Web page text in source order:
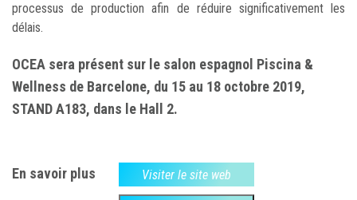
processus de production afin de réduire significativement les
délais.
OCEA sera présent sur le salon espagnol Piscina &
Wellness de Barcelone, du 15 au 18 octobre 2019,
STAND A183, dans le Hall 2.
En savoir plus Visiter le site web